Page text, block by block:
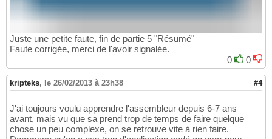
Juste une petite faute, fin de partie 5 "Résumé"
Faute corrigée, merci de l'avoir signalée.
0
0
kripteks, le 26/02/2013 à 23h38 #4
J'ai toujours voulu apprendre l'assembleur depuis 6-7 ans
avant, mais vu que sa prend trop de temps de faire quelque
chose un peu complexe, on se retrouve vite à rien faire.